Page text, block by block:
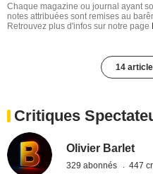
Chaque magazine ou journal ayant
notes attribuées sont remises au
Retrouvez plus d'infos sur notre page
14
Critiques
Olivier Barlet
329 abonnés 447